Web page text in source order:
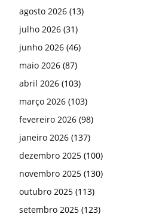
agosto 2026 (13)
julho 2026 (31)
junho 2026 (46)
maio 2026 (87)
abril 2026 (103)
março 2026 (103)
fevereiro 2026 (98)
janeiro 2026 (137)
dezembro 2025 (100)
novembro 2025 (130)
outubro 2025 (113)
setembro 2025 (123)